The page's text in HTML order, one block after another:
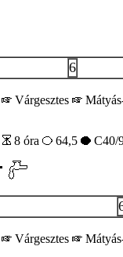
6
Várgesztes
8 óra 64,5 C40/
Várgesztes